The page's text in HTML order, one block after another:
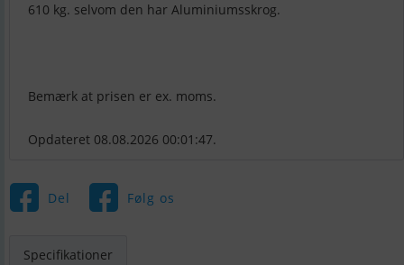
610 kg. selvom den har Aluminiumsskrog.
Bemærk at prisen er ex. moms.
Opdateret 08.08.2026 00:01:47.
Del Følg os
Specifikationer